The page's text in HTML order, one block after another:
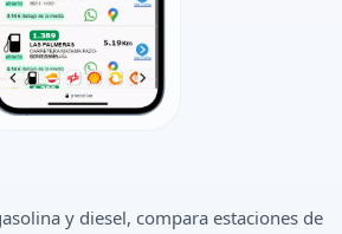
y diesel, compara estaciones de